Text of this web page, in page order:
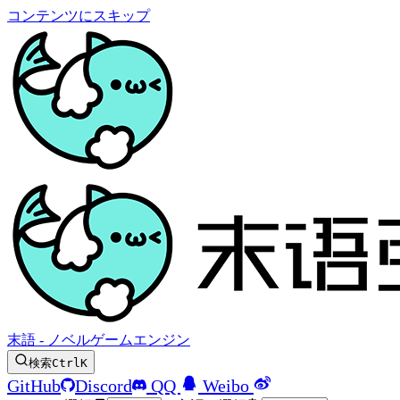
コンテンツにスキップ
末語 - ノベルゲームエンジン
検索CtrlK
GitHub Discord QQ Weibo